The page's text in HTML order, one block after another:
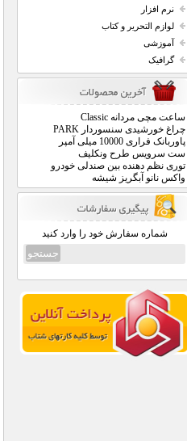
نرم افزار
لوازم التحریر و کتاب
آموزشی
گرافیک
ساعت مچی مردانه Classic
چراغ خورشیدی سنسوردار PARK
پاوربانک فراری 10000 میلی آمپر
ست سرویس طرح ونکلیف
توری نظم دهنده بین صندلی خودرو
واکس نانو آبگریز شیشه
شماره سفارش خود را وارد کنید